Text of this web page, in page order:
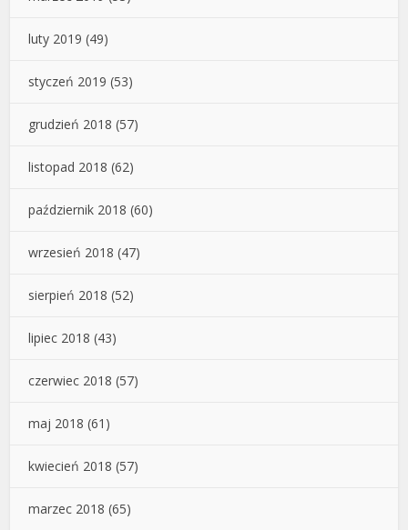
luty 2019 (49)
styczeń 2019 (53)
grudzień 2018 (57)
listopad 2018 (62)
październik 2018 (60)
wrzesień 2018 (47)
sierpień 2018 (52)
lipiec 2018 (43)
czerwiec 2018 (57)
maj 2018 (61)
kwiecień 2018 (57)
marzec 2018 (65)